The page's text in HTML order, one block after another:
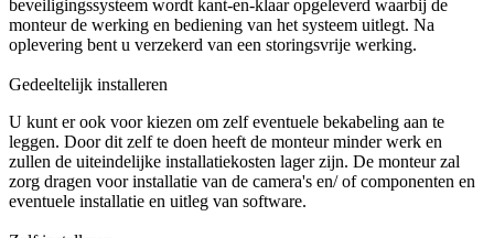
beveiligingssysteem wordt kant-en-klaar opgeleverd waarbij de
monteur de werking en bediening van het systeem uitlegt. Na
oplevering bent u verzekerd van een storingsvrije werking.
Gedeeltelijk installeren
U kunt er ook voor kiezen om zelf eventuele bekabeling aan te
leggen. Door dit zelf te doen heeft de monteur minder werk en
zullen de uiteindelijke installatiekosten lager zijn. De monteur zal
zorg dragen voor installatie van de camera's en/ of componenten en
eventuele installatie en uitleg van software.